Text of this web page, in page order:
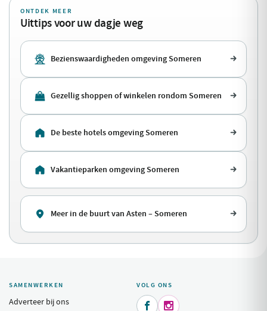
ONTDEK MEER
Uittips voor uw dagje weg
Bezienswaardigheden omgeving Someren
Gezellig shoppen of winkelen rondom Someren
De beste hotels omgeving Someren
Vakantieparken omgeving Someren
Meer in de buurt van Asten – Someren
SAMENWERKEN
Adverteer bij ons
VOLG ONS
 